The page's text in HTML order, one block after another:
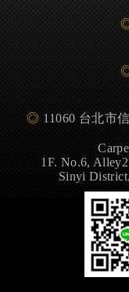
◎ 11060 台北市
1F. No.6,
Sinyi